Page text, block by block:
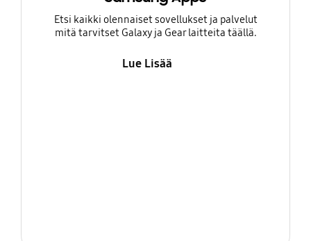
Etsi kaikki olennaiset sovellukset ja palvelut
mitä tarvitset Galaxy ja Gear laitteita täällä.
Lue Lisää